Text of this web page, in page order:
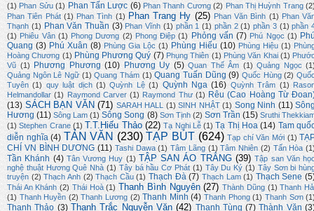
(1) Phan Sửu (1) Phan Tấn Lược (6) Phan Thanh Cương (2) Phan Thị Huỳnh Trang
Phan Tiên Phát (1) Phan Tình (1) Phan Trang Hy (25) Phan Văn Bình (1) Phan
Thạnh (1) Phan Văn Thuần (3) Phan Vĩnh (1) phần 1 (1) phần 2 (1) phần 3 (1) phần
(1) Phiêu Vân (1) Phong Dương (2) Phong Điệp (1) Phỏng vấn (7) Phú Ngọc (1)
Quang (3) Phú Xuân (8) Phùng Gia Lộc (1) Phùng Hiếu (10) Phùng Hiệu (1)
Hoàng Chương (1) Phùng Phương Quý (7) Phụng Thiên (1) Phùng Văn Khai (1)
Vũ (1) Phương Phương (10) Phương Uy (5) Quan Thế Âm (1) Quảng Ngọc
Quảng Ngôn Lê Ngữ (1) Quang Thám (1) Quang Tuấn Dũng (9) Quốc Hùng (2)
Tuyên (1) quy luật dịch (1) Quỳnh Lệ (1) Quỳnh Nga (16) Quỳnh Trâm (1)
Helmandollar (1) Raymond Carver (1) Raymond Thư (1) Rêu (Cao Hoàng Từ
(13) SÁCH BẠN VĂN (71) SARAH HALL (1) SINH NHẬT (1) Song Ninh (11)
Hương (11) Sông Lam (1) Sông Song (8) Sơn Tịnh (2) Sơn Trần (15) Sruthi
(1) Stephen Crane (1) T.T.Hiếu Thảo (22) Tạ Nghi Lễ (1) Tạ Thị Hoa (14) Tam
diễn nghĩa (4) TẢN VĂN (230) TẠP BÚT (624) Tạp chí Văn Mới (1)
CHÍ VN BÌNH DƯƠNG (11) Tashi Dawa (1) Tâm Lãng (1) Tâm Nhiên (2) Tấn Hòa
Tần Khánh (4) Tân Vương Huy (1) TẬP SAN ÁO TRẮNG (39) Tập san Văn
nghệ thuật Hương Quê Nhà (1) Tây bá hầu Cơ Phát (1) Tây Du Ký (1) Tây Sơn bi
truyện (2) Thạch Anh (2) Thạch Cầu (1) Thạch Đà (7) Thạch Lam (1) Thạch Sene
Thái An Khánh (2) Thái Hoà (1) Thanh Bình Nguyên (27) Thành Dũng (1) Thanh
(1) Thanh Huyền (2) Thanh Lương (2) Thanh Minh (4) Thanh Phong (1) Thanh Sơn
Thanh Thảo (3) Thanh Trắc Nguyễn Văn (42) Thanh Tùng (7) Thành Văn